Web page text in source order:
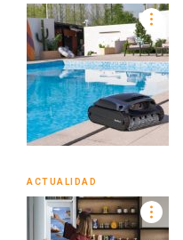
ACTUALIDAD